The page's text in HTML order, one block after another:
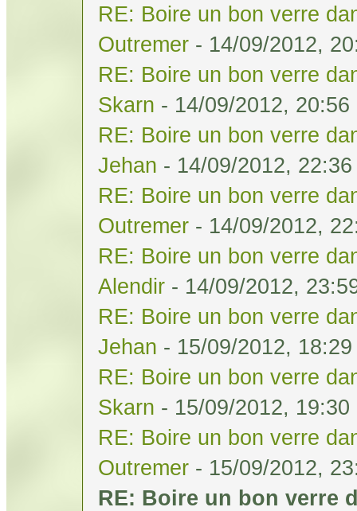
RE: Boire un bon verre
Outremer - 14/09/2012,
RE: Boire un bon verre
Skarn - 14/09/2012, 20:56
RE: Boire un bon verre
Jehan - 14/09/2012, 22:36
RE: Boire un bon verre
Outremer - 14/09/2012,
RE: Boire un bon verre
Alendir - 14/09/2012,
RE: Boire un bon verre
Jehan - 15/09/2012, 18:29
RE: Boire un bon verre
Skarn - 15/09/2012, 19:30
RE: Boire un bon verre
Outremer - 15/09/2012,
RE: Boire un bon verre